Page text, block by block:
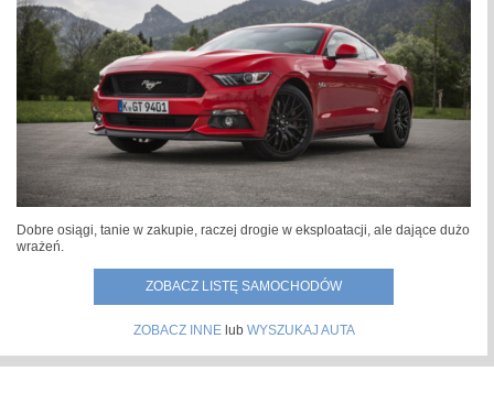
Dobre osiągi, tanie w zakupie, raczej drogie w eksploatacji, ale dające dużo
wrażeń.
ZOBACZ LISTĘ SAMOCHODÓW
ZOBACZ INNElub WYSZUKAJ AUTA